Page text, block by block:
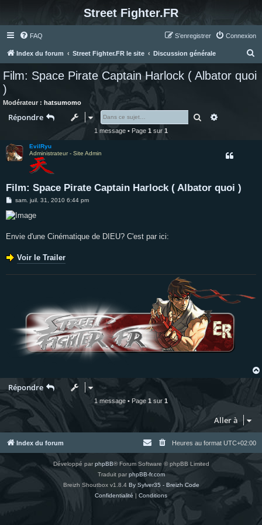
Street Fighter.FR
FAQ Connexion
S’enregistrer
Index du forum Street Fighter.FR le site Discussion générale
c
Film: Space Pirate Captain Harlock ( Albator quoi
)
Modérateur : hatsumomo
Répondre Rechercher
1 message • Page 1 sur 1
EvilRyu
Administrateur - Site Admin
Film: Space Pirate Captain Harlock ( Albator quoi )
M
s
s
g
sam. juil. 31, 2010 6:44 pm
Envie d'une Cinématique de DIEU? C'est par ici:
Voir le Trailer
Répondre
1 message • Page 1 sur 1
Aller à
Index du forum Heures au format UTC+02:00
Développé par phpBB® Forum Software © phpBB Limited
Traduit par phpBB-fr.com
Breizh Shoutbox v1.8.4 By Sylver35 - Breizh Code
Confidentialité | Conditions